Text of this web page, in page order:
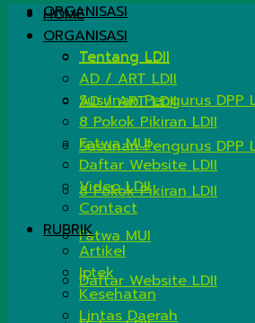
ORGANISASI
Tentang LDII
AD / ART LDII
Susunan Pengurus DPP
8 Pokok Pikiran LDII
Fatwa MUI
Daftar Website LDII
HOME
ORGANISASI
Tentang LDII
AD / ART LDII
Susunan Pengurus DPP
8 Pokok Pikiran LDII
Fatwa MUI
Daftar Website LDII
Video LDII
Contact
RUBRIK
Artikel
Iptek
Kesehatan
Lintas Daerah